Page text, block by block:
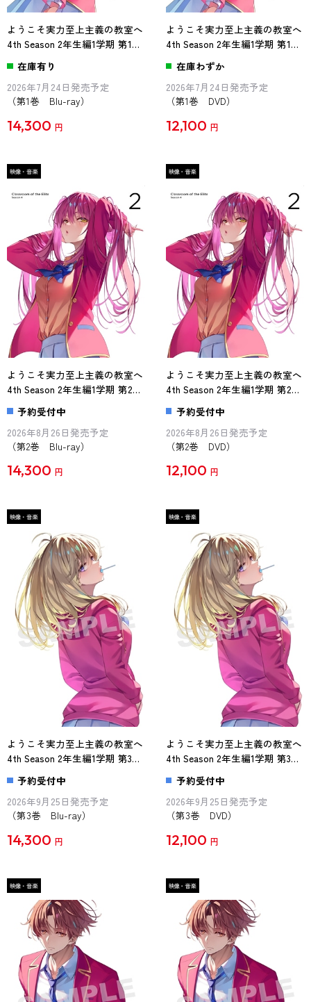
ようこそ実力至上主義の教室へ
4th Season 2年生編1学期 第1巻
Blu-ray
在庫有り
2026年7月24日発売予定
（第1巻 Blu-ray）
14,300 円
ようこそ実力至上主義の教室へ
4th Season 2年生編1学期 第1巻
DVD
在庫わずか
2026年7月24日発売予定
（第1巻 DVD）
12,100 円
ようこそ実力至上主義の教室へ
4th Season 2年生編1学期 第2巻
Blu-ray
予約受付中
2026年8月26日発売予定
（第2巻 Blu-ray）
14,300 円
ようこそ実力至上主義の教室へ
4th Season 2年生編1学期 第2巻
予約受付中
2026年8月26日発売予定
（第2巻 DVD）
12,100 円
ようこそ実力至上主義の教室へ
4th Season 2年生編1学期 第3巻
Blu-ray
予約受付中
2026年9月25日発売予定
（第3巻 Blu-ray）
14,300 円
ようこそ実力至上主義の教室へ
4th Season 2年生編1学期 第3巻
予約受付中
2026年9月25日発売予定
（第3巻 DVD）
12,100 円